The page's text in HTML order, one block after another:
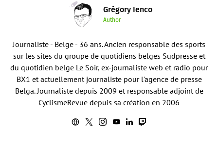
Grégory Ienco
Author
Journaliste - Belge - 36 ans. Ancien responsable des sports
sur les sites du groupe de quotidiens belges Sudpresse et
du quotidien belge Le Soir, ex-journaliste web et radio pour
BX1 et actuellement journaliste pour l'agence de presse
Belga. Journaliste depuis 2009 et responsable adjoint de
CyclismeRevue depuis sa création en 2006